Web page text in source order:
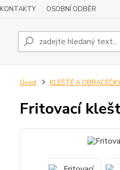
KONTAKTY OSOBNÍ ODBĚR
Úvod KLEŠTĚ A
Fritovací